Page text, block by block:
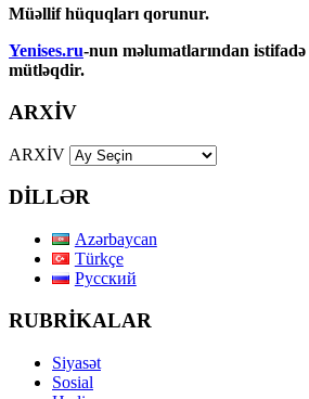
Müəllif hüquqları qorunur.
Yenises.ru-nun məlumatlarından
mütləqdir.
ARXİV
ARXİV
DİLLƏR
Azərbaycan
Türkçe
Русский
RUBRİKALAR
Siyasət
Sosial